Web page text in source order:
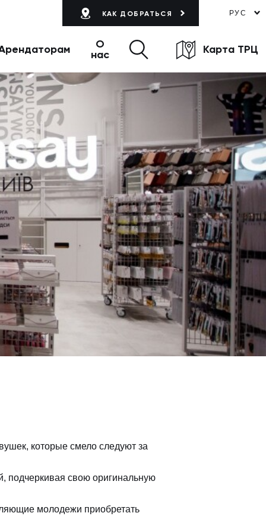
КАК ДОБРАТЬСЯ РУС
О
нас
Карта ТРЦ
которые смело следуют за
подчеркивая свою оригинальную
молодежи приобретать